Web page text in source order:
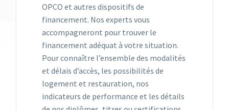
OPCO et autres dispositifs de
financement. Nos experts vous
accompagneront pour trouver le
financement adéquat à votre situation.
Pour connaître l’ensemble des modalités
et délais d’accès, les possibilités de
logement et restauration, nos
indicateurs de performance et les détails